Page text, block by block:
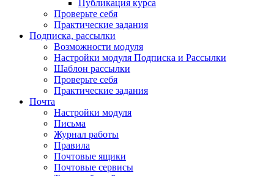
Публикация курса
Проверьте себя
Практические задания
Подписка, рассылки
Возможности модуля
Настройки модуля Подписка и Рассылки
Шаблон рассылки
Проверьте себя
Практические задания
Почта
Настройки модуля
Письма
Журнал работы
Правила
Почтовые ящики
Почтовые сервисы